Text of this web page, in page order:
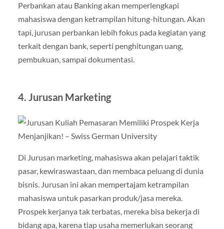
Perbankan atau Banking akan memperlengkapi
mahasiswa dengan ketrampilan hitung-hitungan. Akan
tapi, jurusan perbankan lebih fokus pada kegiatan yang
terkait dengan bank, seperti penghitungan uang,
pembukuan, sampai dokumentasi.
4. Jurusan Marketing
Di Jurusan marketing, mahasiswa akan pelajari taktik
pasar, kewiraswastaan, dan membaca peluang di dunia
bisnis. Jurusan ini akan mempertajam ketrampilan
mahasiswa untuk pasarkan produk/jasa mereka.
Prospek kerjanya tak terbatas, mereka bisa bekerja di
bidang apa, karena tiap usaha memerlukan seorang